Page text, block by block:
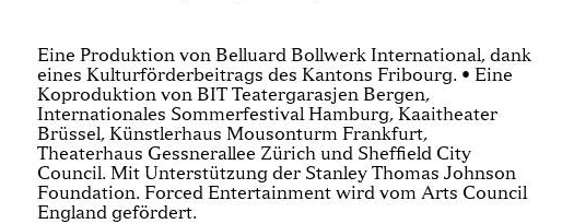
Eine Produktion von Belluard Bollwerk International, dank
eines Kulturförderbeitrags des Kantons Fribourg. • Eine
Koproduktion von BIT Teatergarasjen Bergen,
Internationales Sommerfestival Hamburg, Kaaitheater
Brüssel, Künstlerhaus Mousonturm Frankfurt,
Theaterhaus Gessnerallee Zürich und Sheffield City
Council. Mit Unterstützung der Stanley Thomas Johnson
Foundation. Forced Entertainment wird vom Arts Council
England gefördert.